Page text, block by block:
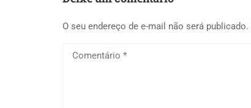
O seu endereço de e-mail não será publicado.